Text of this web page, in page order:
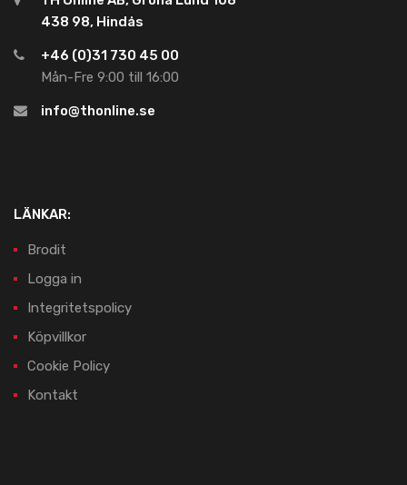
438 98, Hindås
+46 (0)31 730 45 00
Mån-Fre 9:00 till 16:00
info@thonline.se
LÄNKAR:
Brodit
Logga in
Integritetspolicy
Köpvillkor
Cookie Policy
Kontakt